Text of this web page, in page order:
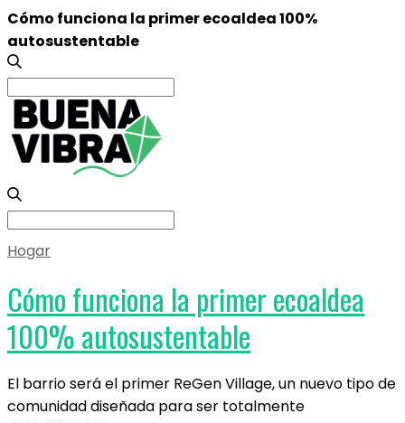
Cómo funciona la primer ecoaldea 100%
autosustentable
Search
for:
Search
Hogar
Cómo funciona la primer ecoaldea
100% autosustentable
El barrio será el primer ReGen Village, un nuevo tipo de
comunidad diseñada para ser totalmente